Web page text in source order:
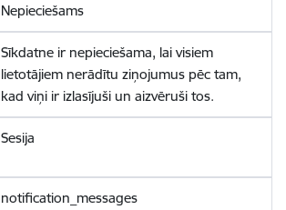
Nepieciešams
Sīkdatne ir nepieciešama, lai visiem
lietotājiem nerādītu ziņojumus pēc tam,
kad viņi ir izlasījuši un aizvēruši tos.
Sesija
notification_messages